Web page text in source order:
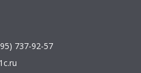
737-92-57